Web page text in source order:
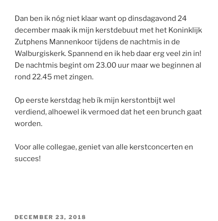
Dan ben ik nóg niet klaar want op dinsdagavond 24
december maak ik mijn kerstdebuut met het Koninklijk
Zutphens Mannenkoor tijdens de nachtmis in de
Walburgiskerk. Spannend en ik heb daar erg veel zin in!
De nachtmis begint om 23.00 uur maar we beginnen al
rond 22.45 met zingen.
Op eerste kerstdag heb ík mijn kerstontbijt wel
verdiend, alhoewel ik vermoed dat het een brunch gaat
worden.
Voor alle collegae, geniet van alle kerstconcerten en
succes!
GEPLAATST
DECEMBER 23, 2018